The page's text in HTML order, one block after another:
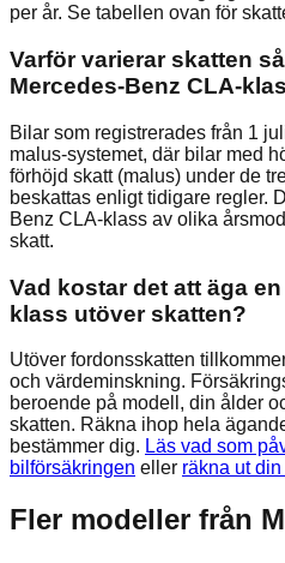
per år. Se tabellen ovan för
Varför varierar skatten
Mercedes-Benz CLA-
Bilar som registrerades från 1
malus-systemet, där bilar med
förhöjd skatt (malus) under de
beskattas enligt tidigare regler.
Benz CLA-klass av olika
skatt.
Vad kostar det att äga
klass utöver skatten?
Utöver fordonsskatten
och värdeminskning.
beroende på modell, din ålder
skatten. Räkna ihop hela
bestämmer dig. Läs vad som
bilförsäkringen eller räkna ut
Fler modeller från